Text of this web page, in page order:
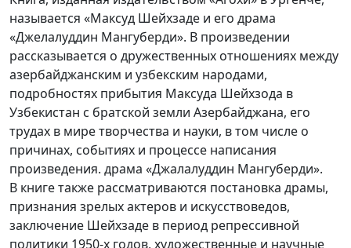
называется «Максуд Шейхзаде и его драма
«Джелалуддин Мангуберди». В произведении
рассказывается о дружественных отношениях между
азербайджанским и узбекским народами,
подробностях прибытия Максуда Шейхзода в
Узбекистан с братской земли Азербайджана, его
трудах в мире творчества и науки, в том числе о
причинах, событиях и процессе написания
произведения. драма «Джалалуддин Мангуберди».
В книге также рассматриваются постановка драмы,
признания зрелых актеров и искусствоведов,
заключение Шейхзаде в период репрессивной
политики 1950-х годов, художественные и научные